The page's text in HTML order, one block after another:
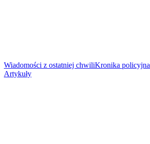
Wiadomości z ostatniej chwiliKronika policyjna
Artykuły